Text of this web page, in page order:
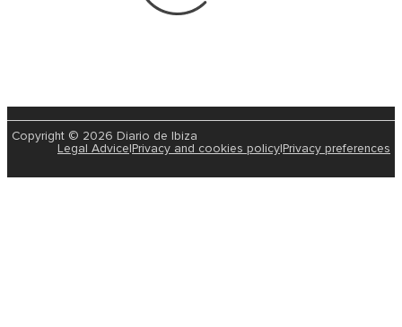
Copyright © 2026 Diario de Ibiza
Legal Advice Privacy and cookies policy Privacy preferences